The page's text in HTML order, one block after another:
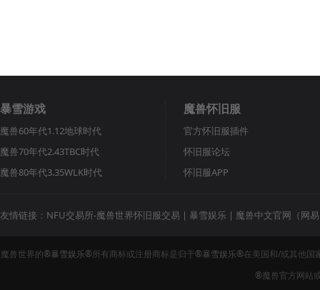
暴雪游戏
魔兽60年代1.12地球时代
魔兽70年代2.43TBC时代
魔兽80年代3.35WLK时代
魔兽怀旧服
官方怀旧服插件
怀旧服论坛
怀旧服APP
友情链接： NFU交易所-魔兽世界怀旧服交易 | 暴雪娱乐 | 魔兽中文官网（网
魔兽世界的®暴雪娱乐®所有商标或注册商标是归于®暴雪娱乐®在美国和/或其他国
®魔兽官方网站